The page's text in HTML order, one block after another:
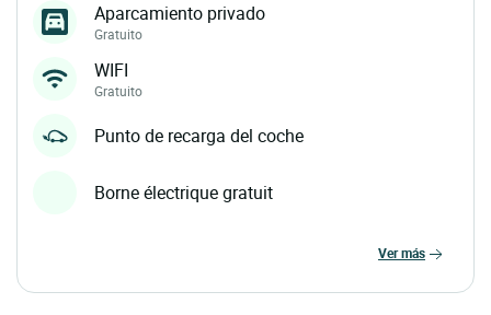
Aparcamiento privado
Gratuito
WIFI
Gratuito
Punto de recarga del coche
Borne électrique gratuit
ver más